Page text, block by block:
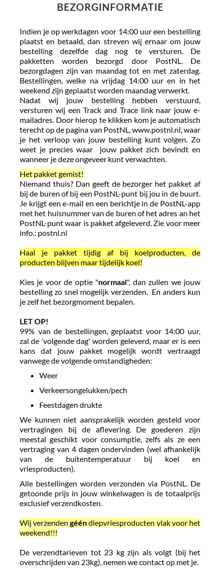
KANT & KLARE MAALTIJDEN
SNACKS
BAKPRODUCTEN
BROOD, PASTA, PIZZA, RIJST EN WRAPS
DIEPVRIESPRODUCTEN
SUIKERVRIJ
NO GARLIC NO ONIONS
PALMOLIE-VRIJ
BOEKEN
COSMETICA
TASSEN
KOELTAS - VRIESTAS - KOELELEMENTEN
DIVERSEN
BEZORGINFORMATIE
Indien je op werkdagen voor 14:00 uur een bestelling
plaatst en betaald, dan streven wij ernaar om jouw
bestelling dezelfde dag nog te versturen. De
pakketten worden bezorgd door PostNL. De
bezorgdagen zijn van maandag tot en met zaterdag.
Bestellingen, welke na vrijdag 14:00 uur en in het
weekend zijn geplaatst worden maandag verwerkt.
Nadat wij jouw bestelling hebben verstuurd,
versturen wij een Track and Trace link naar jouw e-
mailadres. Door hierop te klikken kom je automatisch
terecht op de pagina van PostNL, www.postnl.nl, waar
je het verloop van jouw bestelling kunt volgen. Zo
weet je precies waar jouw pakket zich bevindt en
wanneer je deze ongeveer kunt verwachten.
Het pakket gemist!
Niemand thuis? Dan geeft de bezorger het pakket af
bij de buren of bij een PostNL-punt bij jou in de buurt.
Je krijgt een e-mail en een berichtje in de PostNL-app
met het huisnummer van de buren of het adres an het
PostNL-punt waar is pakket afgeleverd. Zie voor meer
info.: postnl.nl
Haal je pakket tijdig af bij koelproducten, de
producten blijven maar tijdelijk koel!
Kies je voor de optie "normaal", dan zullen we jouw
bestelling zo snel mogelijk verzenden. En anders kun
je zelf het bezorgmoment bepalen.
LET OP!
99% van de bestellingen, geplaatst voor 14:00 uur,
zal de 'volgende dag' worden geleverd, maar er is een
kans dat jouw pakket mogelijk wordt vertraagd
vanwege de volgende omstandigheden:
Weer
Verkeersongelukken/pech
Feestdagen drukte
We kunnen niet aansprakelijk worden gesteld voor
vertragingen bij de aflevering. De goederen zijn
meestal geschikt voor consumptie, zelfs als ze een
vertraging van 4 dagen ondervinden (wel afhankelijk
van de buitentemperatuur bij koel en
vriesproducten).
Alle bestellingen worden verzonden via PostNL. De
getoonde prijs in jouw winkelwagen is de totaalprijs
exclusief verzendkosten.
Wij verzenden gééndiepvriesproducten vlak voor het
weekend!!!
De verzendtarieven tot 23 kg zijn als volgt (bij het
overschrijden van 23kg), nemen we contact op met je.